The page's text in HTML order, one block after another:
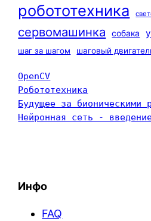
робототехника
сервомашинка собака
шаг за шагом шаговый
OpenCV
Робототехника
Будущее за бионическими
Нейронная сеть -
Инфо
FAQ